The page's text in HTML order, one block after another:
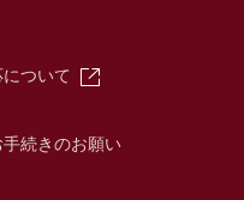
ついて
続きのお願い